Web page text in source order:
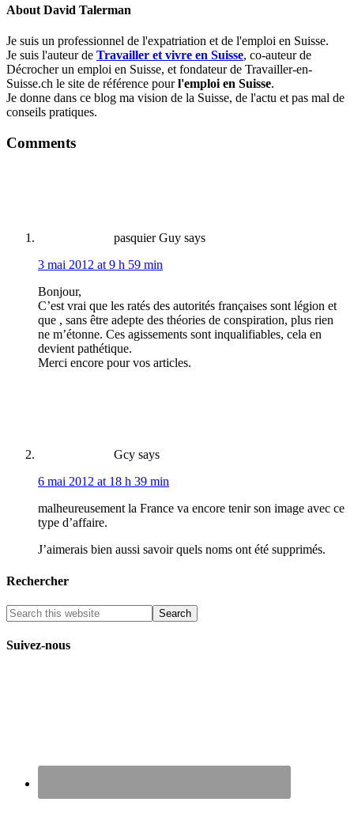
About David Talerman
Je suis un professionnel de l'expatriation et de l'emploi en Suisse.
Je suis l'auteur de Travailler et vivre en Suisse, co-auteur de
Décrocher un emploi en Suisse, et fondateur de Travailler-en-
Suisse.ch le site de référence pourl'emploi en Suisse.
Je donne dans ce blog ma vision de la Suisse, de l'actu et pas mal de
conseils pratiques.
Comments
pasquier Guy says
3 mai 2012 at 9 h 59 min
Bonjour,
C’est vrai que les ratés des autorités françaises sont légion et
que , sans être adepte des théories de conspiration, plus rien
ne m’étonne. Ces agissements sont inqualifiables, cela en
devient pathétique.
Merci encore pour vos articles.
Gcy says
6 mai 2012 at 18 h 39 min
malheureusement la France va encore tenir son image avec ce
type d’affaire.
J’aimerais bien aussi savoir quels noms ont été supprimés.
Rechercher
Suivez-nous